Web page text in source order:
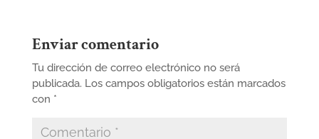
Enviar comentario
Tu dirección de correo electrónico no será
publicada. Los campos obligatorios están marcados
con *